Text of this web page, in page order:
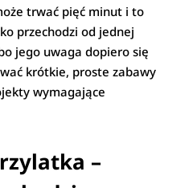
trwać pięć minut i to
przechodzi od jednej
jego uwaga dopiero się
krótkie, proste zabawy
wymagające
–